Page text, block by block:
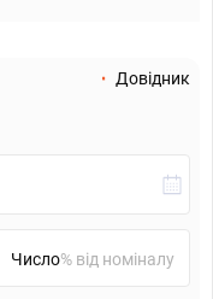
Довідник
% від номіналу